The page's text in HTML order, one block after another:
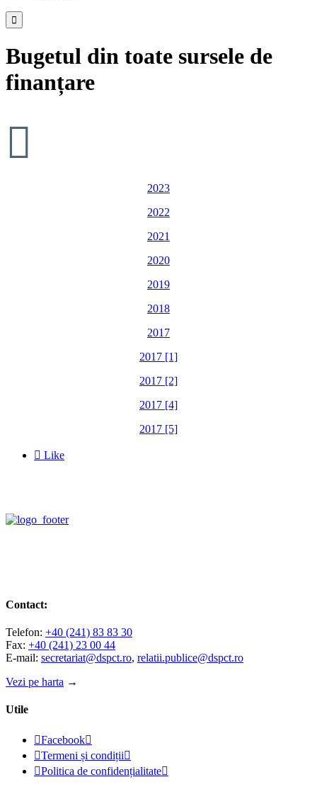

Bugetul din toate sursele de
finanțare

2023
2022
2021
2020
2019
2018
2017
2017 [1]
2017 [2]
2017 [4]
2017 [5]
 Like
Contact:
Telefon: +40 (241) 83 83 30
Fax: +40 (241) 23 00 44
E-mail: secretariat@dspct.ro, relatii.publice@dspct.ro
Vezi pe harta →
Utile
Facebook
Termeni și condiții
Politica de confidențialitate